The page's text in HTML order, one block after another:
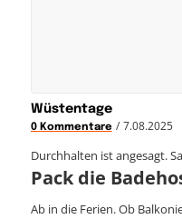
Wüstentage
0 Kommentare / 7.08.2025
Durchhalten ist angesagt.
Pack die
Ab in die Ferien. Ob